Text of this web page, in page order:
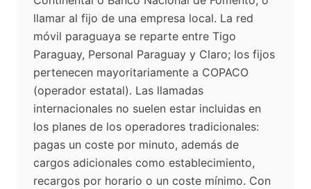
llamar al fijo de una empresa local. La red
móvil paraguaya se reparte entre Tigo
Paraguay, Personal Paraguay y Claro; los fijos
pertenecen mayoritariamente a COPACO
(operador estatal). Las llamadas
internacionales no suelen estar incluidas en
los planes de los operadores tradicionales:
pagas un coste por minuto, además de
cargos adicionales como establecimiento,
recargos por horario o un coste mínimo. Con